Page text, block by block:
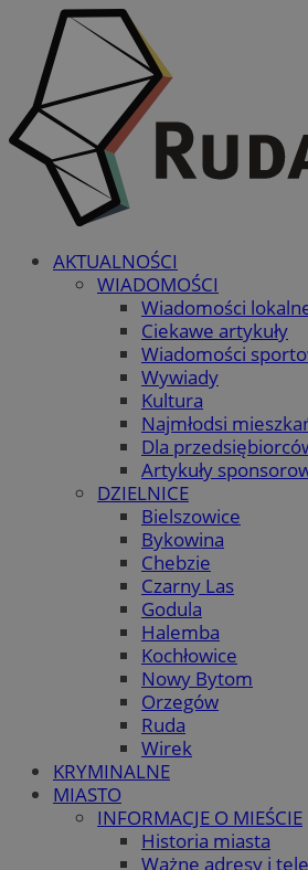
AKTUALNOŚCI
WIADOMOŚCI
Wiadomości
Ciekawe artykuły
Wiadomości
Wywiady
Kultura
Najmłodsi
Dla
Artykuły
DZIELNICE
Bielszowice
Bykowina
Chebzie
Czarny Las
Godula
Halemba
Kochłowice
Nowy Bytom
Orzegów
Ruda
Wirek
KRYMINALNE
MIASTO
INFORMACJE O MIEŚCIE
Historia miasta
Ważne adresy i